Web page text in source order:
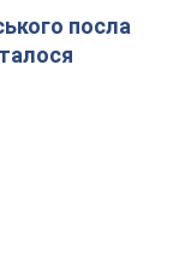
посла